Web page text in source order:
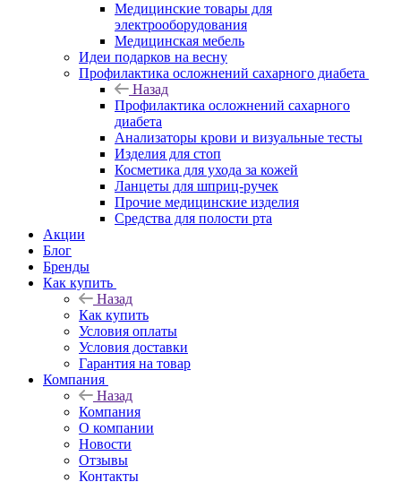
Медицинские товары для
электрооборудования
Медицинская мебель
Идеи подарков на весну
Профилактика осложнений сахарного диабета
Назад
Профилактика осложнений сахарного
диабета
Анализаторы крови и визуальные тесты
Изделия для стоп
Косметика для ухода за кожей
Ланцеты для шприц-ручек
Прочие медицинские изделия
Средства для полости рта
Акции
Блог
Бренды
Как купить
Назад
Как купить
Условия оплаты
Условия доставки
Гарантия на товар
Компания
Назад
Компания
О компании
Новости
Отзывы
Контакты